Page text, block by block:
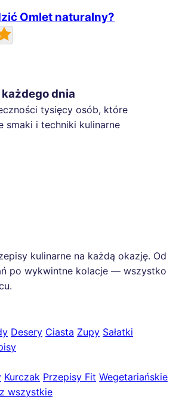
Omlet naturalny?
dnia
tysięcy osób, które
smaki i techniki kulinarne
kulinarne na każdą okazję. Od
po wykwintne kolacje — wszystko
Desery Ciasta Zupy Sałatki
Kurczak Przepisy Fit Wegetariańskie
wszystkie